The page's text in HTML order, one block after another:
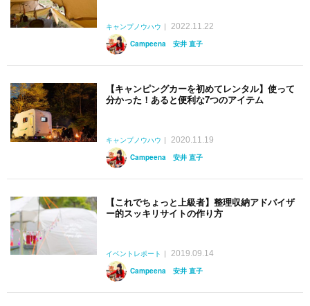
キャンプノウハウ
2022.11.22
Campeena 安井 直子
【キャンピングカーを初めてレンタル】使って
分かった！あると便利な7つのアイテム
キャンプノウハウ
2020.11.19
Campeena 安井 直子
【これでちょっと上級者】整理収納アドバイザ
ー的スッキリサイトの作り方
イベントレポート
2019.09.14
Campeena 安井 直子